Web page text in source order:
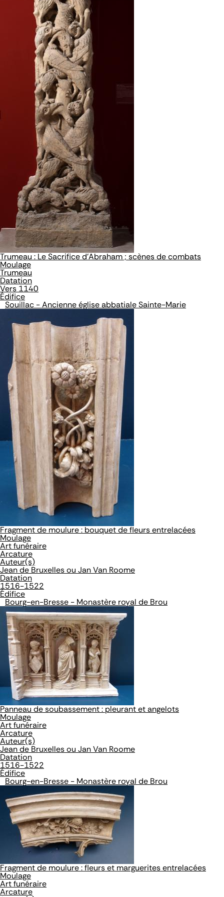
Trumeau : Le Sacrifice d'Abraham ; scènes de combats
Moulage
Trumeau
Datation
Vers 1140
Édifice
Souillac - Ancienne église abbatiale Sainte-Marie
Fragment de moulure : bouquet de fleurs entrelacées
Moulage
Art funéraire
Arcature
Auteur(s)
Jean de Bruxelles ou Jan Van Roome
Datation
1516-1522
Édifice
Bourg-en-Bresse - Monastère royal de Brou
Panneau de soubassement : pleurant et angelots
Moulage
Art funéraire
Arcature
Auteur(s)
Jean de Bruxelles ou Jan Van Roome
Datation
1516-1522
Édifice
Bourg-en-Bresse - Monastère royal de Brou
Fragment de moulure : fleurs et marguerites entrelacées
Moulage
Art funéraire
Arcature